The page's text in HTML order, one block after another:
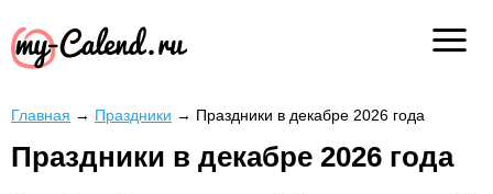
Главная → Праздники → Праздники в декабре 2026 года
Праздники в декабре 2026 года